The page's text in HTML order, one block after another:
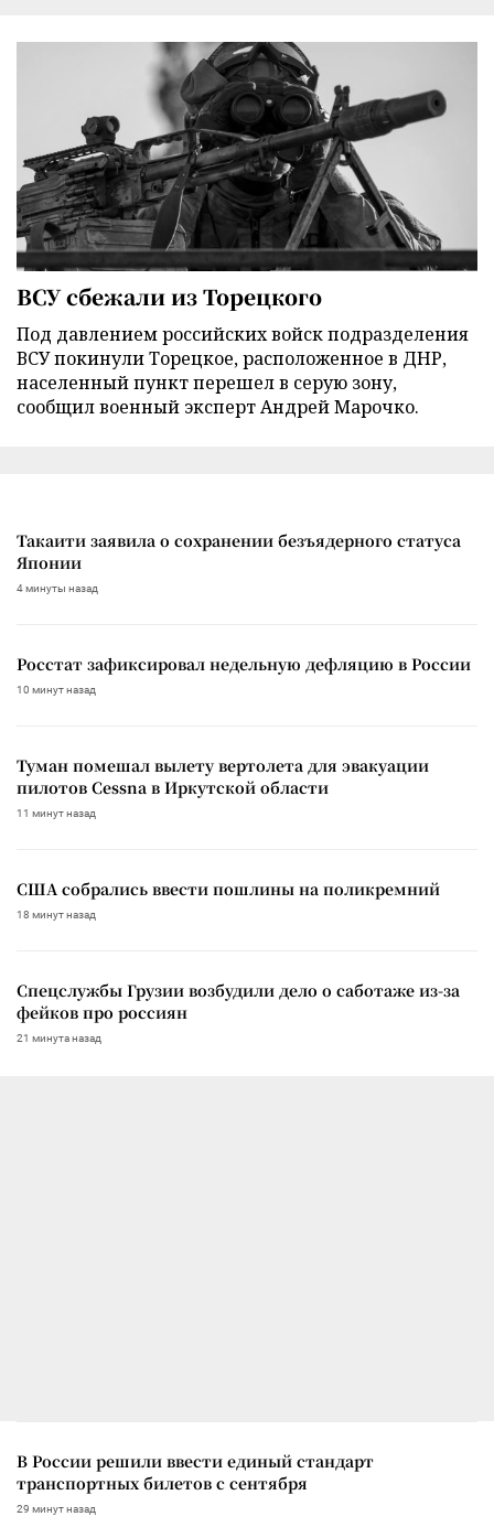
ВСУ сбежали из Торецкого
Под давлением российских войск подразделения
ВСУ покинули Торецкое, расположенное в ДНР,
населенный пункт перешел в серую зону,
сообщил военный эксперт Андрей Марочко.
Такаити заявила о сохранении безъядерного статуса
Японии
4 минуты назад
Росстат зафиксировал недельную дефляцию в России
10 минут назад
Туман помешал вылету вертолета для эвакуации
пилотов Cessna в Иркутской области
11 минут назад
США собрались ввести пошлины на поликремний
18 минут назад
Спецслужбы Грузии возбудили дело о саботаже из-за
фейков про россиян
21 минута назад
В России решили ввести единый стандарт
транспортных билетов с сентября
29 минут назад